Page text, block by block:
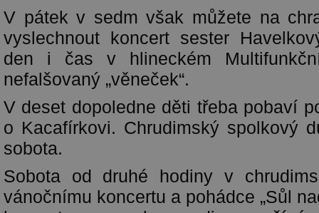
V pátek v sedm však můžete na
vyslechnout koncert sester
den i čas v hlineckém
nefalšovaný „věneček“.
V deset dopoledne děti třeba pobaví
o Kacafírkovi. Chrudimský spolkový
sobota.
Sobota od druhé hodiny v
vánočnímu koncertu a pohádce „Sůl